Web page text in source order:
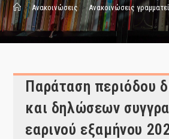
> Ανακοινώσεις > Ανακοινώσεις
Παράταση περιόδου
και δηλώσεων
εαρινού εξαμήνου